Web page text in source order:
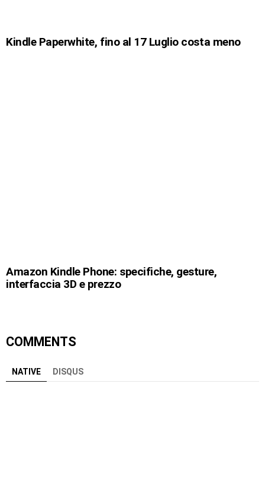
Kindle Paperwhite, fino al 17 Luglio costa meno
Amazon Kindle Phone: specifiche, gesture,
interfaccia 3D e prezzo
COMMENTS
NATIVE DISQUS